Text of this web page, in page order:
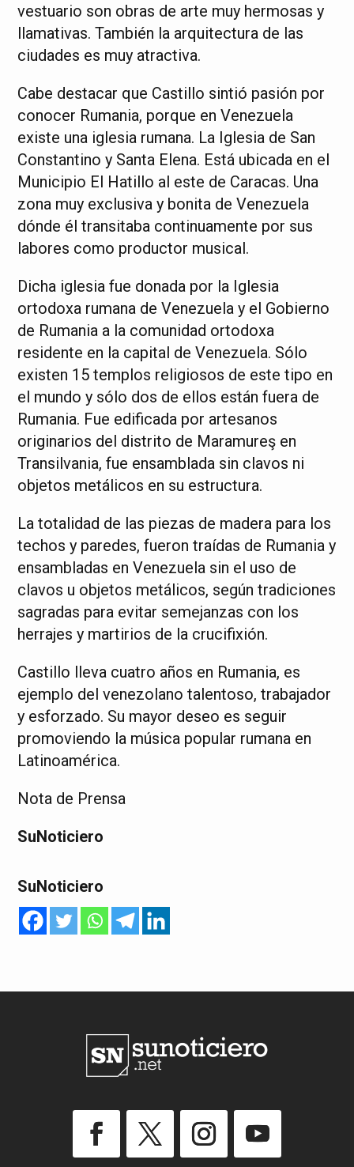
vestuario son obras de arte muy hermosas y
llamativas. También la arquitectura de las
ciudades es muy atractiva.
Cabe destacar que Castillo sintió pasión por
conocer Rumania, porque en Venezuela
existe una iglesia rumana. La Iglesia de San
Constantino y Santa Elena. Está ubicada en el
Municipio El Hatillo al este de Caracas. Una
zona muy exclusiva y bonita de Venezuela
dónde él transitaba continuamente por sus
labores como productor musical.
Dicha iglesia fue donada por la Iglesia
ortodoxa rumana de Venezuela y el Gobierno
de Rumania a la comunidad ortodoxa
residente en la capital de Venezuela. Sólo
existen 15 templos religiosos de este tipo en
el mundo y sólo dos de ellos están fuera de
Rumania. Fue edificada por artesanos
originarios del distrito de Maramureş en
Transilvania, fue ensamblada sin clavos ni
objetos metálicos en su estructura.
La totalidad de las piezas de madera para los
techos y paredes, fueron traídas de Rumania y
ensambladas en Venezuela sin el uso de
clavos u objetos metálicos, según tradiciones
sagradas para evitar semejanzas con los
herrajes y martirios de la crucifixión.
Castillo lleva cuatro años en Rumania, es
ejemplo del venezolano talentoso, trabajador
y esforzado. Su mayor deseo es seguir
promoviendo la música popular rumana en
Latinoamérica.
Nota de Prensa
SuNoticiero
SuNoticiero